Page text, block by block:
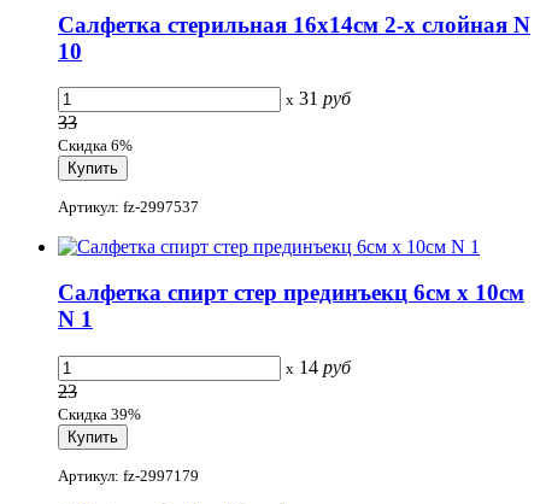
Салфетка стерильная 16х14см 2-х слойная N
10
x 31 руб
33
Скидка 6%
Артикул: fz-2997537
Салфетка спирт стер прединъекц 6см x 10см
N 1
x 14 руб
23
Скидка 39%
Артикул: fz-2997179